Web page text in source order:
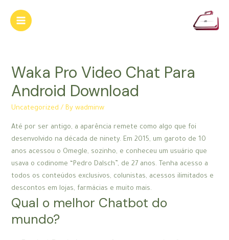
content
Main
Waka Pro Video Chat Para
Android Download
Uncategorized / Bywadminw
Até por ser antigo, a aparência remete como algo que foi
desenvolvido na década de ninety. Em 2015, um garoto de 10
anos acessou o Omegle, sozinho, e conheceu um usuário que
usava o codinome “Pedro Dalsch”, de 27 anos. Tenha acesso a
todos os conteúdos exclusivos, colunistas, acessos ilimitados e
descontos em lojas, farmácias e muito mais.
Qual o melhor Chatbot do
mundo?